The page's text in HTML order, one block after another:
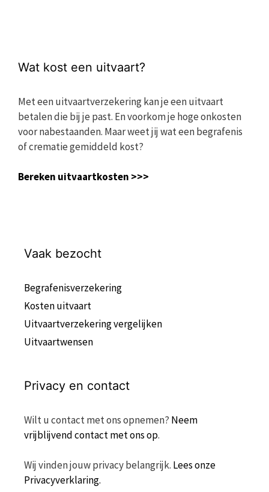
Wat kost een uitvaart?
Met een uitvaartverzekering kan je een uitvaart
betalen die bij je past. En voorkom je hoge onkosten
voor nabestaanden. Maar weet jij wat een begrafenis
of crematie gemiddeld kost?
Bereken uitvaartkosten >>>
Vaak bezocht
Begrafenisverzekering
Kosten uitvaart
Uitvaartverzekering vergelijken
Uitvaartwensen
Privacy en contact
Wilt u contact met ons opnemen? Neem
vrijblijvend contact met ons op.
Wij vinden jouw privacy belangrijk. Lees onze
Privacyverklaring.